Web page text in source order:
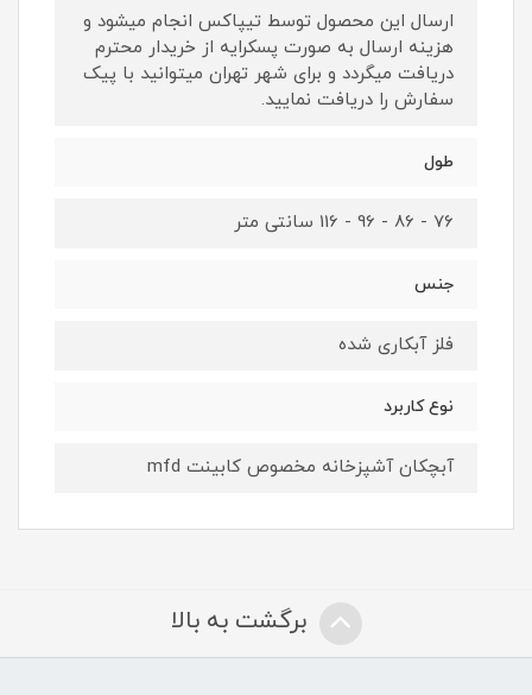
ارسال این محصول توسط تیپاکس انجام میشود و
هزینه ارسال به صورت پسکرایه از خریدار محترم
دریافت میگردد و برای شهر تهران میتوانید با پیک
سفارش را دریافت نمایید.
طول
76 - 86 - 96 - 116 سانتی متر
جنس
فلز آبکاری شده
نوع کاربرد
آبچکان آشپزخانه مخصوص کابینت mfd
برگشت به بالا